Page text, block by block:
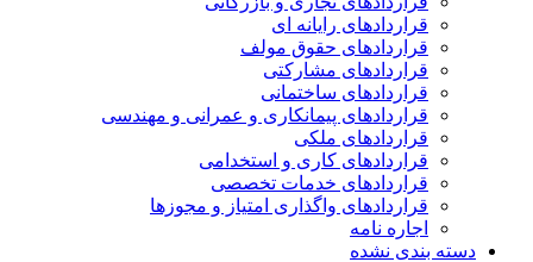
قراردادهای رایانه ای
قراردادهای حقوق مولف
قراردادهای مشارکتی
قراردادهای ساختمانی
قراردادهای پیمانکاری و عمرانی و مهندسی
قراردادهای ملکی
قراردادهای کاری و استخدامی
قراردادهای خدمات تخصصی
قراردادهای واگذاری امتیاز و مجوزها
اجاره نامه
دسته بندی نشده